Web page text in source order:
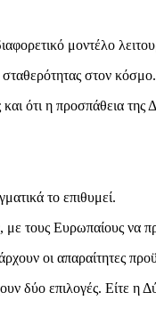
μοντέλο
σταθερότητας στον κόσμο.
ότι η προσπάθεια της
το επιθυμεί.
τους Ευρωπαίους να
οι απαραίτητες
δύο επιλογές. Είτε η